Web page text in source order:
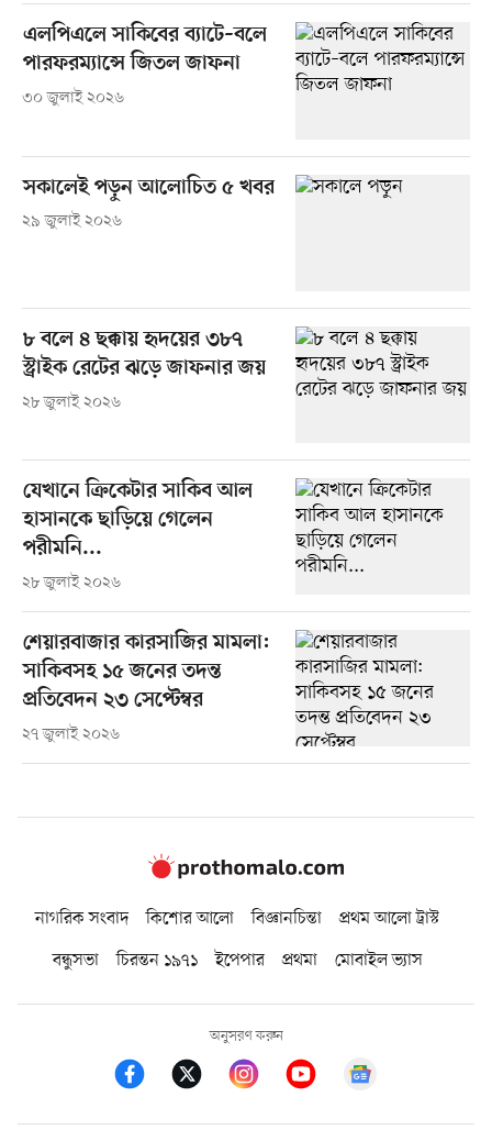
এলপিএলে সাকিবের ব্যাটে–বলে
পারফরম্যান্সে জিতল জাফনা
৩০ জুলাই ২০২৬
সকালেই পড়ুন আলোচিত ৫ খবর
২৯ জুলাই ২০২৬
৮ বলে ৪ ছক্কায় হৃদয়ের ৩৮৭
স্ট্রাইক রেটের ঝড়ে জাফনার জয়
২৮ জুলাই ২০২৬
যেখানে ক্রিকেটার সাকিব আল
হাসানকে ছাড়িয়ে গেলেন
পরীমনি...
২৮ জুলাই ২০২৬
শেয়ারবাজার কারসাজির মামলা:
সাকিবসহ ১৫ জনের তদন্ত
প্রতিবেদন ২৩ সেপ্টেম্বর
২৭ জুলাই ২০২৬
নাগরিক সংবাদ কিশোর আলো বিজ্ঞানচিন্তা
প্রথম আলো ট্রাস্ট
বন্ধুসভা
চিরন্তন ১৯৭১ ইপেপার প্রথমা মোবাইল ভ্যাস
অনুসরণ করুন